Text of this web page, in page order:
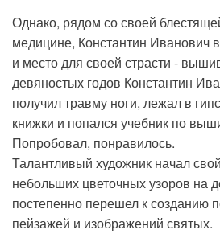
Однако, рядом со своей
медицине, Константин Иванович
и место для своей страсти -
девяностых годов Константин
получил травму ноги, лежал в
книжки и попался учебник по
Попробовал, понравилось.
Талантливый художник начал
небольших цветочных узоров на
постепенно перешел к созданию
пейзажей и изображений святых.